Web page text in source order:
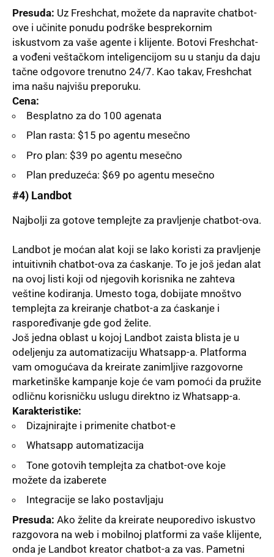
Presuda: Uz Freshchat, možete da napravite chatbot-
ove i učinite ponudu podrške besprekornim
iskustvom za vaše agente i klijente. Botovi Freshchat-
a vođeni veštačkom inteligencijom su u stanju da daju
tačne odgovore trenutno 24/7. Kao takav, Freshchat
ima našu najvišu preporuku.
Cena:
Besplatno za do 100 agenata
Plan rasta: $15 po agentu mesečno
Pro plan: $39 po agentu mesečno
Plan preduzeća: $69 po agentu mesečno
#4) Landbot
Najbolјi za gotove templejte za pravlјenje chatbot-ova.
Landbot je moćan alat koji se lako koristi za pravlјenje
intuitivnih chatbot-ova za ćaskanje. To je još jedan alat
na ovoj listi koji od njegovih korisnika ne zahteva
veštine kodiranja. Umesto toga, dobijate mnoštvo
templejta za kreiranje chatbot-a za ćaskanje i
raspoređivanje gde god želite.
Još jedna oblast u kojoj Landbot zaista blista je u
odelјenju za automatizaciju Whatsapp-a. Platforma
vam omogućava da kreirate zanimlјive razgovorne
marketinške kampanje koje će vam pomoći da pružite
odličnu korisničku uslugu direktno iz Whatsapp-a.
Karakteristike:
Dizajnirajte i primenite chatbot-e
Whatsapp automatizacija
Tone gotovih templejta za chatbot-ove koje
možete da izaberete
Integracije se lako postavlјaju
Presuda: Ako želite da kreirate neuporedivo iskustvo
razgovora na web i mobilnoj platformi za vaše klijente,
onda je Landbot kreator chatbot-a za vas. Pametni